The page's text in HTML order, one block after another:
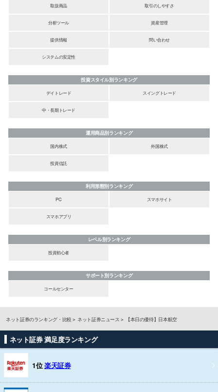
取扱商品 取引のしやすさ
分析ツール 資産管理
提供情報 問い合わせ
システムの安定性
投資スタイル別ランキング
デイトレード
スイングトレード
中・長期トレード
運用商品別ランキング
国内株式
外国株式
投資信託
利用形態別ランキング
PC
スマホサイト
スマホアプリ
レベル別ランキング
投資初心者
サポート別ランキング
コールセンター
ネット証券のランキング・比較 ネット証券ニュース 【本日の優待】日本航空
ネット証券 満足度ランキング
1位楽天証券